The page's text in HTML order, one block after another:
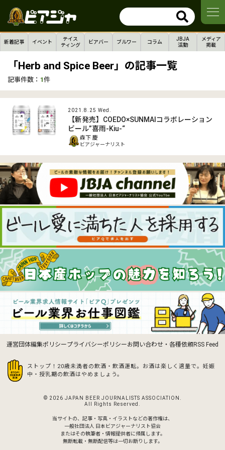
新着記事 イベント
テイス
ティング
ビアバー ブルワー コラム
JBJA
活動
メディア
掲載
「Herb and Spice Beer」の記事一覧
記事件数： 1件
2021.8.25 Wed.
【新発売】COEDO×SUNMAIコラボレーション
ビール”喜雨-Kiu-“
森下 慶
ビアジャーナリスト
運営団体編集ポリシープライバシーポリシーお問い合わせ・各種依頼RSS Feed
ストップ！20歳未満者の飲酒・飲酒運転。お酒は楽しく適量で。 妊娠
中・授乳期の飲酒はやめましょう。
© 2026 JAPAN BEER JOURNALISTS ASSOCIATION.
All Rights Reserved.
当サイトの、記事・写真・イラストなどの著作権は、
一般社団法人 日本ビアジャーナリスト協会
またはその執筆者・情報提供者に帰属します。
無断転載・無断配信等は一切お断りします。